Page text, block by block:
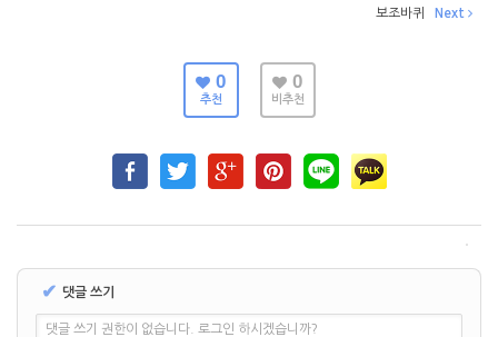
보조바퀴 Next
0
추천
0
비추천
✔ 댓글 쓰기
댓글 쓰기 권한이 없습니다. 로그인 하시겠습니까?